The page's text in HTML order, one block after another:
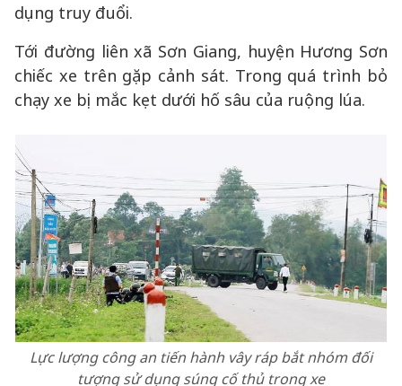
dụng truy đuổi.
Tới đường liên xã Sơn Giang, huyện Hương Sơn
chiếc xe trên gặp cảnh sát. Trong quá trình bỏ
chạy xe bị mắc kẹt dưới hố sâu của ruộng lúa.
Lực lượng công an tiến hành vây ráp bắt nhóm đối
tượng sử dụng súng cố thủ trong xe